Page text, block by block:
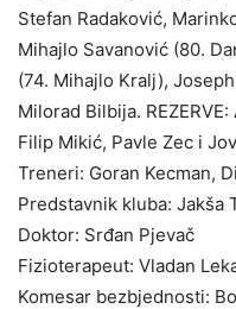
Stefan Radaković,
Mihajlo Savanović (80.
(74. Mihajlo Kralj),
Milorad Bilbija.
Filip Mikić, Pavle Zec i
Treneri: Goran Kecman,
Predstavnik kluba: Jakša
Doktor: Srđan Pjevač
Fizioterapeut: Vladan
Komesar bezbjednosti: